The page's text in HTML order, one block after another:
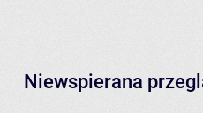
Niewspierana